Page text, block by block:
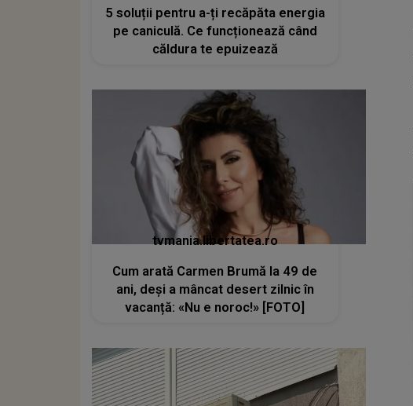
5 soluții pentru a-ți recăpăta energia
pe caniculă. Ce funcționează când
căldura te epuizează
tvmania.libertatea.ro
Cum arată Carmen Brumă la 49 de
ani, deși a mâncat desert zilnic în
vacanță: «Nu e noroc!» [FOTO]